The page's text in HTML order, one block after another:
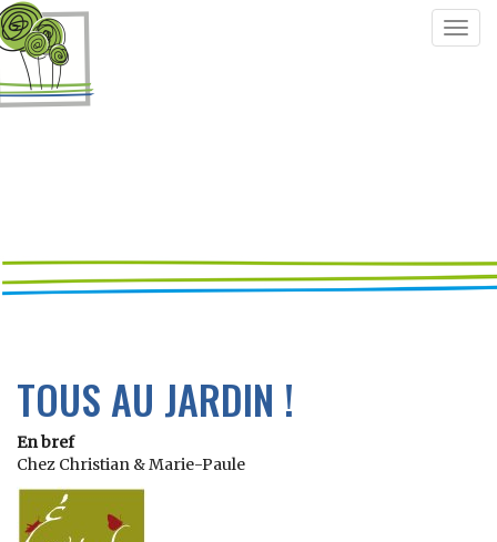
TOUS AU JARDIN !
En bref
Chez Christian & Marie-Paule